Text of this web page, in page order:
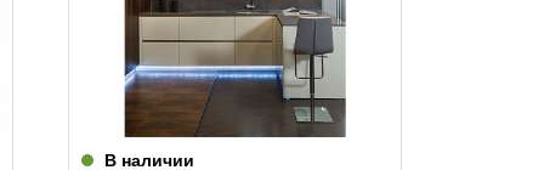
В наличии